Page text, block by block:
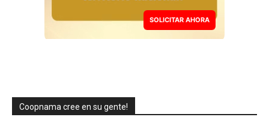
SOLICITAR AHORA
Coopnama cree en su gente!